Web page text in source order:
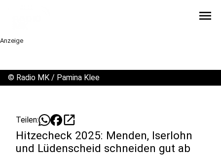
menu
Anzeige
© Radio MK / Pamina Klee
Teilen: open_in_new
Hitzecheck 2025: Menden, Iserlohn
und Lüdenscheid schneiden gut ab